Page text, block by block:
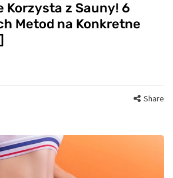
Korzysta z Sauny! 6
Metod na Konkretne
Share